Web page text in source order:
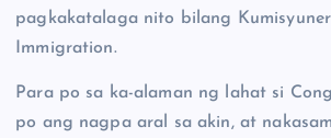
pagkakatalaga nito bilang
Immigration.
Para po sa ka-alaman ng lahat si
po ang nagpa aral sa akin, at